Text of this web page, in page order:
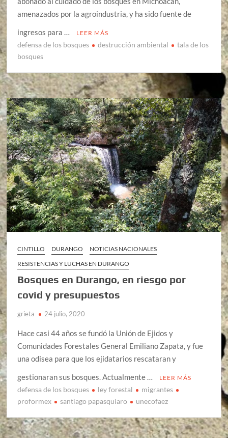
amenazados por la agroindustria, y ha sido fuente de
ingresos para …
LEER MÁS
defensa de los bosques destrucción ambiental
tala de los
bosques
CINTILLO DURANGO
NOTICIAS NACIONALES
RESISTENCIAS Y LUCHAS EN DURANGO
Bosques en Durango, en riesgo por
covid y presupuestos
grieta 24 julio, 2020
Hace casi 44 años se fundó la Unión de Ejidos y
Comunidades Forestales General Emiliano Zapata, y fue
una odisea para que los ejidatarios rescataran y
gestionaran sus bosques. Actualmente …
LEER MÁS
defensa de los bosques ley forestal
migrantes
proformex
santiago papasquiaro unecofaez